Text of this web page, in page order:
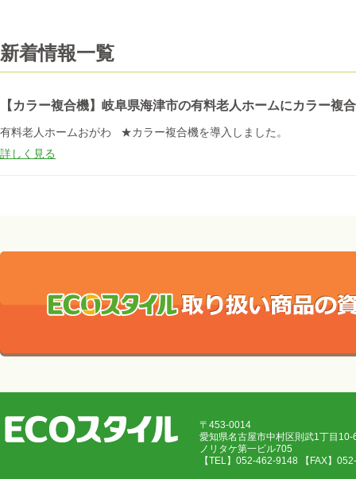
新着情報一覧
【カラー複合機】岐阜県海津市の有料老人ホームにカラー複
有料老人ホームおがわ ★カラー複合機を導入しました。
詳しく見る
〒453-0014
愛知県名古屋市中村区則武1丁目
ノリタケ第一ビル705
【TEL】052-462-9148 【FAX】